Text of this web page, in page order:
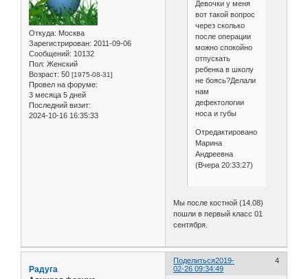
Откуда: Москва
Зарегистрирован: 2011-09-06
Сообщений: 10132
Пол: Женский
Возраст: 50 [1975-08-31]
Провел на форуме:
3 месяца 5 дней
Последний визит:
2024-10-16 16:35:33
Девочки у меня
вот такой вопрос
через сколько
после операции
можно спокойно
отпускать
ребенка в школу
не боясь?Делали
нам
дефектологии
носа и губы
Отредактировано
Марина
Андреевна
(Вчера 20:33:27)
Мы после костной (14.08)
пошли в первый класс 01
сентября.
Поделиться 4
2019-
02-26 09:34:49
Радуга